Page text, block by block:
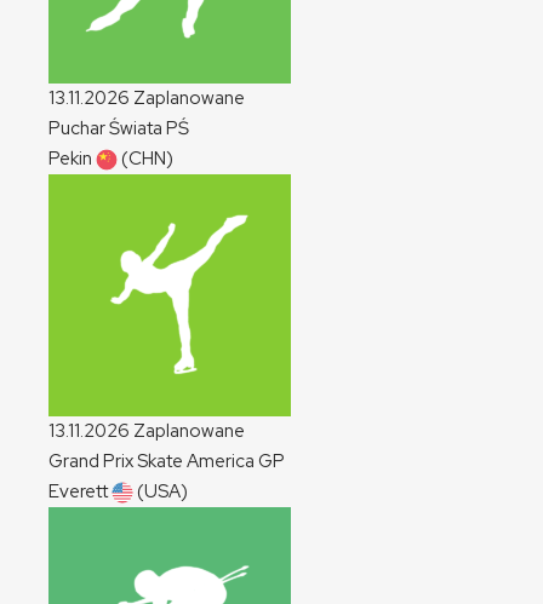
13.11.2026 Zaplanowane
Puchar Świata PŚ
Pekin
(CHN)
13.11.2026 Zaplanowane
Grand Prix Skate America GP
Everett
(USA)